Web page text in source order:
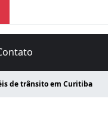
de trânsito em Curitiba